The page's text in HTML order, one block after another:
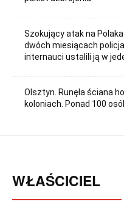
Szokujący atak na
dwóch miesiącach
internauci ustalili ją w
Olsztyn. Runęła ściana
koloniach. Ponad 100
WŁAŚCICIEL